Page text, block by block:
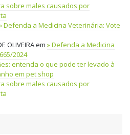
sobre males causados por
Defenda a Medicina Veterinária: Vote
OLIVEIRAem
Defenda a Medicina
2024
entenda o que pode ter levado à
em pet shop
sobre males causados por